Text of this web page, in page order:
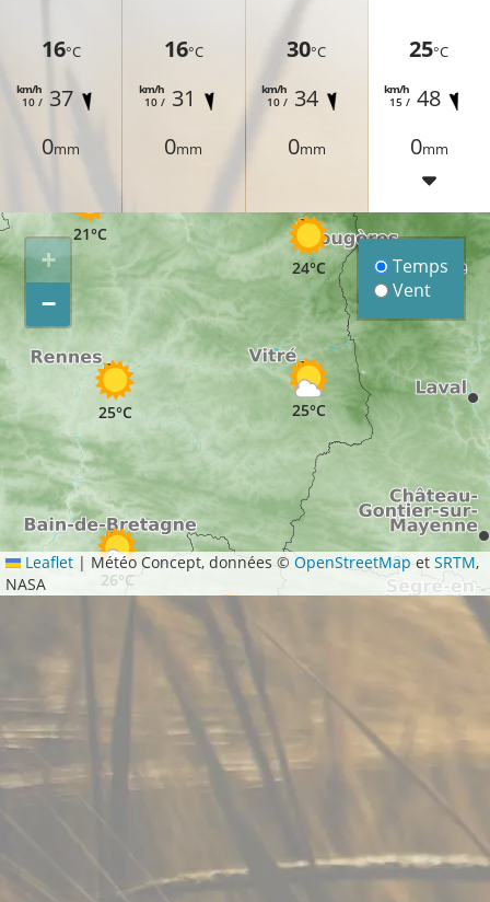
16°C
10 /
km/h 37
0mm
16°C
10 /
km/h 31
0mm
30°C
10 /
km/h 34
0mm
25°C
15 /
km/h 48
0mm
26°C
21°C
24°C
25°C 25°C
+
−
Temps
Vent
Leaflet | Météo Concept, données ©OpenStreetMap etSRTM,
NASA